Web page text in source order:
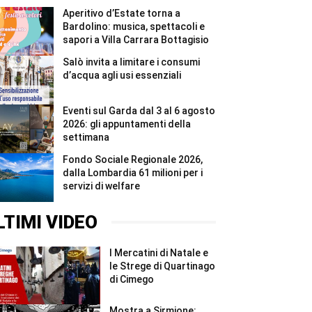
recuperata
elicottero
#Shorts
Aperitivo d’Estate torna a
Bardolino: musica, spettacoli e
sapori a Villa Carrara Bottagisio
Salò invita a limitare i consumi
d’acqua agli usi essenziali
Eventi sul Garda dal 3 al 6 agosto
2026: gli appuntamenti della
settimana
Fondo Sociale Regionale 2026,
dalla Lombardia 61 milioni per i
servizi di welfare
VIDEO
I Mercatini di Natale e
le Strege di Quartinago
di Cimego